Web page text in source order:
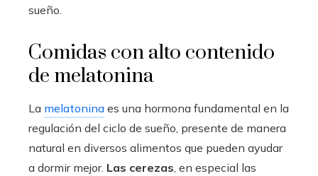
sueño.
Comidas con alto contenido
de melatonina
La melatonina es una hormona fundamental en la
regulación del ciclo de sueño, presente de manera
natural en diversos alimentos que pueden ayudar
a dormir mejor. Las cerezas, en especial las